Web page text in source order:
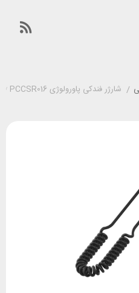
/ شارژر فندکی پاورولوژی Powerology PCCSR016 توان 100 وات